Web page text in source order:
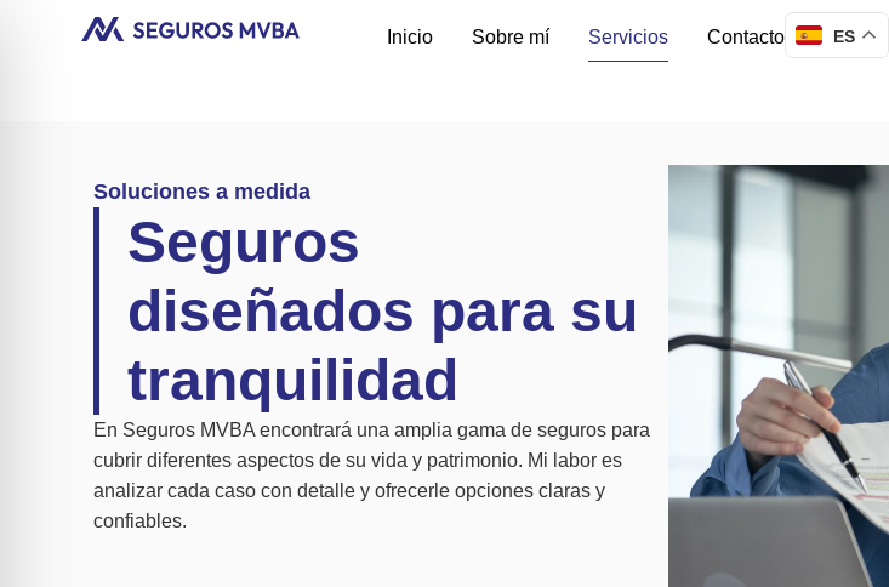
Inicio Sobre mí Servicios Contacto ES
Soluciones a medida
Seguros
diseñados para su
tranquilidad
En Seguros MVBA encontrará una amplia gama de seguros para
cubrir diferentes aspectos de su vida y patrimonio. Mi labor es
analizar cada caso con detalle y ofrecerle opciones claras y
confiables.